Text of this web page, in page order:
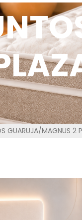
GUARUJA/MAGNUS 2